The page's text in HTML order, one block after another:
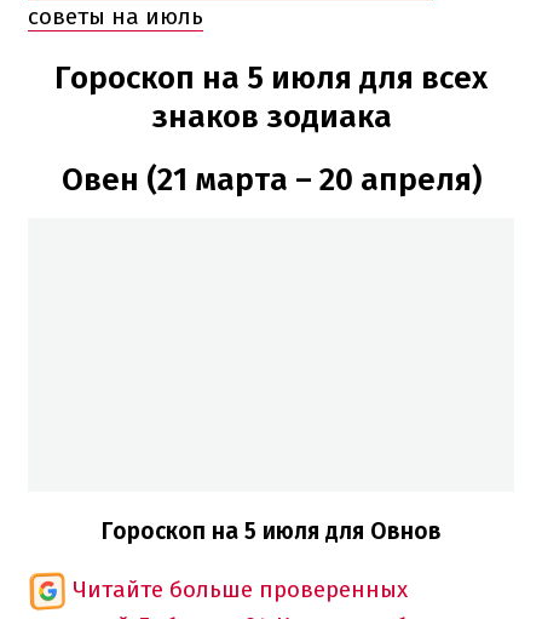
советы на июль
Гороскоп на 5 июля для всех
знаков зодиака
Овен (21 марта – 20 апреля)
Гороскоп на 5 июля для Овнов
Читайте больше проверенных